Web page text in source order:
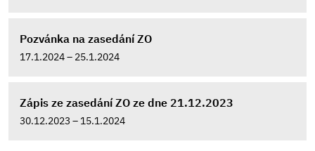
Pozvánka na zasedání ZO
17.1.2024 – 25.1.2024
Zápis ze zasedání ZO ze dne 21.12.2023
30.12.2023 – 15.1.2024